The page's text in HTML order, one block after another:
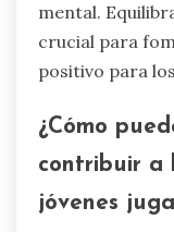
mental.
crucial para
positivo para
¿Cómo
contribuir a
jóvenes